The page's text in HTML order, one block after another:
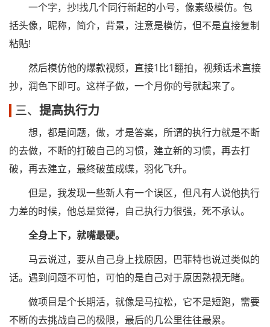
一个字，抄!找几个同行新起的小号，像素级模仿。包
括头像，昵称，简介，背景，注意是模仿，但不是直接复制
粘贴!
然后模仿他的爆款视频，直接1比1翻拍，视频话术直接
抄，润色下即可。这样子做，一个月你的号就起来了。
三、 提高执行力
想，都是问题，做，才是答案，所谓的执行力就是不断
的去做，不断的打破自己的习惯，建立新的习惯，再去打
破，再去建立，最终破茧成蝶，羽化飞升。
但是，我发现一些新人有一个误区，但凡有人说他执行
力差的时候，他总是觉得，自己执行力很强，死不承认。
全身上下，就嘴最硬。
马云说过，要从自己身上找原因，巴菲特也说过类似的
话。遇到问题不可怕，可怕的是自己对于原因熟视无睹。
做项目是个长期活，就像是马拉松，它不是短跑，需要
不断的去挑战自己的极限，最后的几公里往往最累。